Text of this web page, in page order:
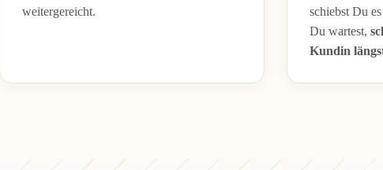
weitergereicht.
schiebst Du
Du wartest,
Kundin